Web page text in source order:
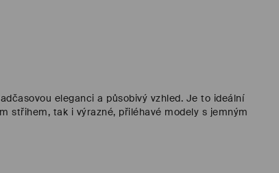
eleganci a působivý vzhled. Je to ideální
střihem, tak i výrazné, přiléhavé modely s jemným